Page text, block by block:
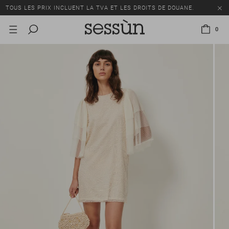
TOUS LES PRIX INCLUENT LA TVA ET LES DROITS DE DOUANE.
SOLDES : JUSQU'À -50% SUR UNE SÉLECTION D'ARTICLES.
TOUS LES PRIX INCLUENT LA TVA ET LES DROITS DE DOUANE.
0